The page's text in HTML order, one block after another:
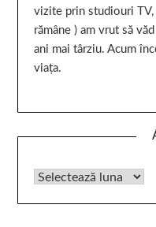
vizite prin studiouri TV,
rămâne ) am vrut să
ani mai târziu. Acum
viața.